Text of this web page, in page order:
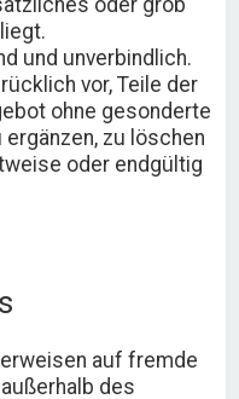
und unverbindlich.
vor, Teile der
ohne gesonderte
zu löschen
oder endgültig
auf fremde
des